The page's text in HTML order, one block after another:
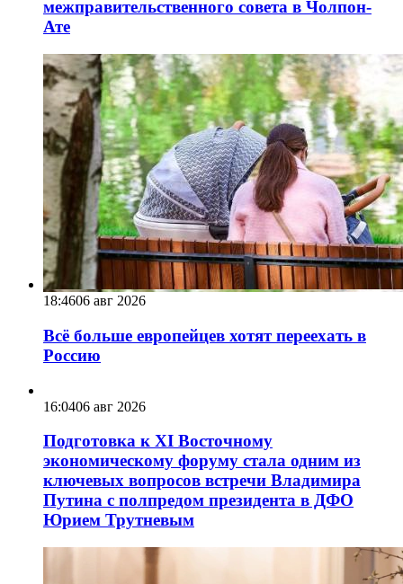
межправительственного совета в Чолпон-
Ате
18:4606 авг 2026
Всё больше европейцев хотят переехать в
Россию
16:0406 авг 2026
Подготовка к XI Восточному
экономическому форуму стала одним из
ключевых вопросов встречи Владимира
Путина с полпредом президента в ДФО
Юрием Трутневым